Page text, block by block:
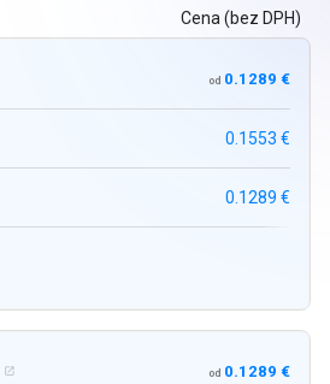
Cena (bez DPH)
od 0.1289 €
0.1553 €
0.1289 €
 od 0.1289 €